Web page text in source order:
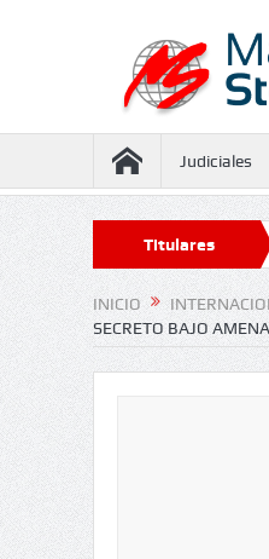
Judiciales
Titulares
contra Juliana Guerrero y
INICIO
SECRETO BAJO